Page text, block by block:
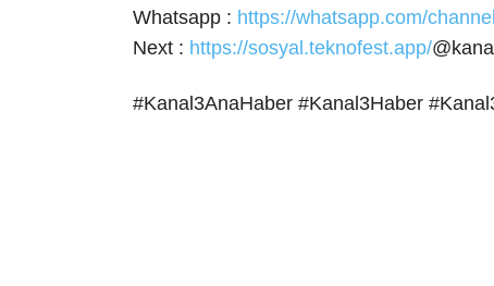
Whatsapp : https://whatsapp.com/
Next : https://sosyal.teknofest.app/
#Kanal3AnaHaber #Kanal3Haber